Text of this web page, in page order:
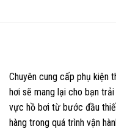
Chuyên cung cấp phụ kiện
hơi sẽ mang lại cho bạn
vực hồ bơi từ bước đầu
hàng trong quá trình vận